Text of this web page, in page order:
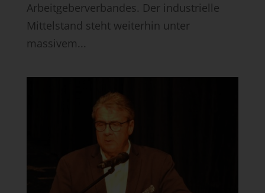
Arbeitgeberverbandes. Der industrielle
Mittelstand steht weiterhin unter
massivem...